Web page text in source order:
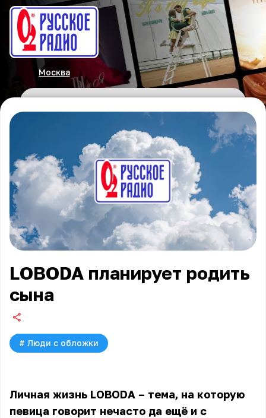
Москва
LOBODA планирует родить
сына
# Люди с обложки
Личная жизнь LOBODA – тема, на которую
певица говорит нечасто да ещё и с